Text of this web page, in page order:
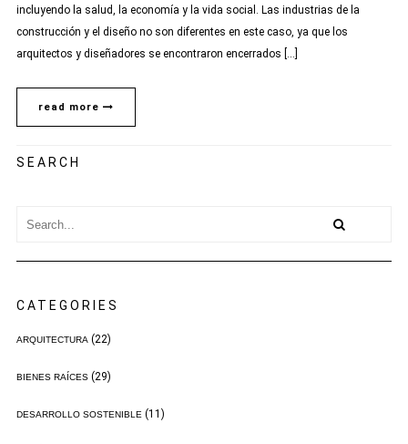
incluyendo la salud, la economía y la vida social. Las industrias de la
construcción y el diseño no son diferentes en este caso, ya que los
arquitectos y diseñadores se encontraron encerrados […]
read more
SEARCH
CATEGORIES
ARQUITECTURA(22)
BIENES RAÍCES(29)
DESARROLLO SOSTENIBLE(11)